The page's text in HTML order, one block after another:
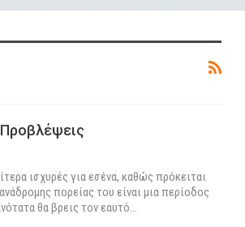
ισχυρές για εσένα, καθώς πρόκειται
πορείας του είναι μια περίοδος
θα βρεις τον εαυτό…